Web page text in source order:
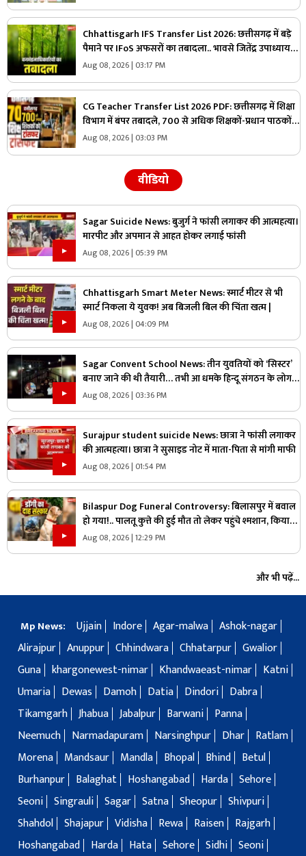
Chhattisgarh IFS Transfer List 2026: छत्तीसगढ़ में बड़े
पैमाने पर IFoS अफसरों का तबादला.. भावसे जितेंद्र उपाध्याय
को कटघोरा वनमंडल का जिम्मा, देखें पूरी लिस्ट
Aug 08, 2026 | 03:17 PM
CG Teacher Transfer List 2026 PDF: छत्तीसगढ़ में शिक्षा
विभाग में बंपर तबादले, 700 से अधिक शिक्षकों-प्रधान पाठकों
का ट्रांसफर लिस्ट जारी, देखिए पूरी सूची
Aug 08, 2026 | 03:03 PM
वीडियो
Sagar Suicide News: बुजुर्ग ने फांसी लगाकर की आत्महत्या।
मारपीट और अपमान से आहत होकर लगाई फांसी
Aug 08, 2026 | 05:39 PM
Chhattisgarh Smart Meter News: स्मार्ट मीटर से भी
स्मार्ट निकला ये युवक! अब बिजली बिल की चिंता खत्म |
Aug 08, 2026 | 04:09 PM
Sagar Convent School News: तीन युवतियों को ‘सिस्टर’
बनाए जाने की थी तैयारी… तभी आ धमके हिन्दू संगठन के लोग
और पुलिस, स्कूल में मचा बवाल
Aug 08, 2026 | 03:36 PM
Surajpur student suicide News: छात्रा ने फांसी लगाकर
की आत्महत्या। छात्रा ने सुसाइड नोट में माता-पिता से मांगी माफी
Aug 08, 2026 | 01:54 PM
Bilaspur Dog Funeral Controversy: बिलासपुर में बवाल
हो गया!.. पालतू कुत्ते की हुई मौत तो लेकर पहुंचे श्मशान, किया
दाह संस्कार तो शुरू हो गया हंगामा
Aug 08, 2026 | 12:29 PM
और भी पढ़ें...
Mp News: Ujjain Indore Agar-malwa Ashok-nagar
Alirajpur Anuppur Chhindwara Chhatarpur Gwalior
Guna khargonewest-nimar Khandwaeast-nimar
Katni
Umaria
Dewas Damoh Datia Dindori
Dabra
Tikamgarh Jhabua Jabalpur Barwani
Panna
Neemuch
Narmadapuram Narsinghpur Dhar
Ratlam
Morena
Mandsaur Mandla Bhopal Bhind
Betul
Burhanpur
Balaghat Hoshangabad Harda Sehore
Seoni Singrauli Sagar Satna Sheopur Shivpuri
Shahdol Shajapur Vidisha Rewa Raisen
Rajgarh
Hoshangabad
Harda Hata Sehore Sidhi Seoni